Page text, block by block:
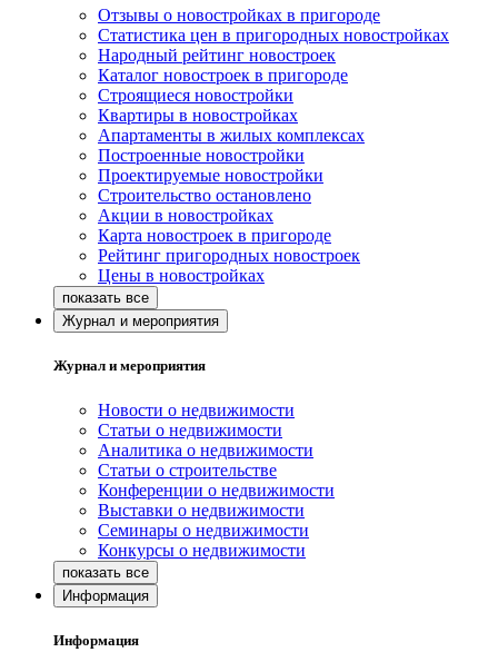
Отзывы о новостройках в пригороде
Статистика цен в пригородных новостройках
Народный рейтинг новостроек
Каталог новостроек в пригороде
Строящиеся новостройки
Квартиры в новостройках
Апартаменты в жилых комплексах
Построенные новостройки
Проектируемые новостройки
Строительство остановлено
Акции в новостройках
Карта новостроек в пригороде
Рейтинг пригородных новостроек
Цены в новостройках
Журнал и мероприятия
Журнал и мероприятия
Новости о недвижимости
Статьи о недвижимости
Аналитика о недвижимости
Статьи о строительстве
Конференции о недвижимости
Выставки о недвижимости
Семинары о недвижимости
Конкурсы о недвижимости
Информация
Информация